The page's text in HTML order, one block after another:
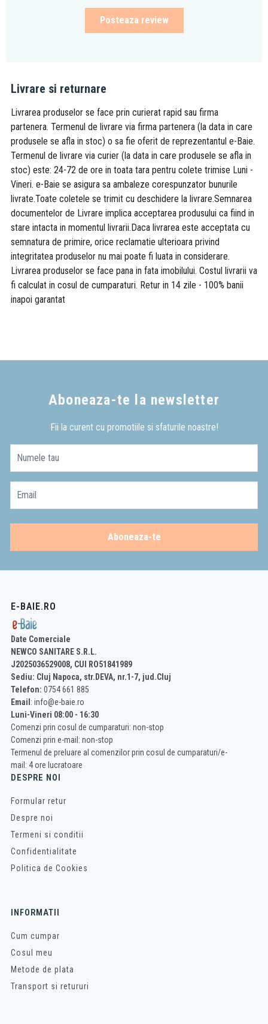
Posteaza review
Livrare si returnare
Livrarea produselor se face prin curierat rapid sau firma
partenera. Termenul de livrare via firma partenera (la data in care
produsele se afla in stoc) o sa fie oferit de reprezentantul e-Baie.
Termenul de livrare via curier (la data in care produsele se afla in
stoc) este: 24-72 de ore in toata tara pentru colete trimise Luni -
Vineri. e-Baie se asigura sa ambaleze corespunzator bunurile
livrate.Toate coletele se trimit cu deschidere la livrare.Semnarea
documentelor de Livrare implica acceptarea produsului ca fiind in
stare intacta in momentul livrarii.Daca livrarea este acceptata cu
semnatura de primire, orice reclamatie ulterioara privind
integritatea produselor nu mai poate fi luata in considerare.
Livrarea produselor se face pana in fata imobilului. Costul livrarii va
fi calculat in cosul de cumparaturi. Retur in 14 zile - 100% banii
inapoi garantat
Aboneaza-te la newsletter
Fii la curent cu promotiile si sfaturile noastre!
Numele tau
Email
Aboneaza-te
E-BAIE.RO
Date Comerciale
NEWCO SANITARE S.R.L.
J2025036529008, CUI RO51841989
Sediu: Cluj Napoca, str.DEVA, nr.1-7, jud.Cluj
Telefon: 0754 661 885
Email: info@e-baie.ro
Luni-Vineri 08:00 - 16:30
Comenzi prin cosul de cumparaturi: non-stop
Comenzi prin e-mail: non-stop
Termenul de preluare al comenzilor prin cosul de cumparaturi/e-
mail: 4 ore lucratoare
DESPRE NOI
Formular retur
Despre noi
Termeni si conditii
Confidentialitate
Politica de Cookies
INFORMATII
Cum cumpar
Cosul meu
Metode de plata
Transport si retururi